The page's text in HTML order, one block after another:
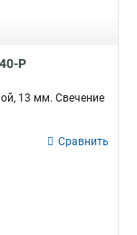
P
13 мм. Свечение
Сравнить